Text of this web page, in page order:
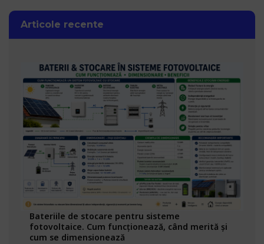
Articole recente
Bateriile de stocare pentru sisteme
fotovoltaice. Cum funcționează, când merită și
cum se dimensionează